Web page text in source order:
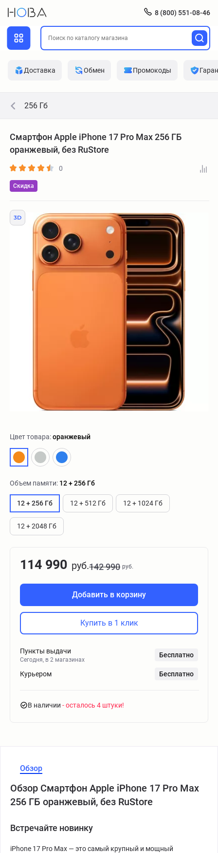
8 (800) 551-08-46
Доставка Обмен Промокоды
256 Гб
Смартфон Apple iPhone 17 Pro Max 256 ГБ
оранжевый, без RuStore
0
Скидка
Цвет товара:оранжевый
Объем памяти: 12 + 256 Гб
12 + 256 Гб 12 + 512 Гб 12 + 1024 Гб
12 + 2048 Гб
114 990 руб.142 990 руб.
Добавить в корзину
Купить в 1 клик
Пункты выдачи
Сегодня, в 2 магазинах
Бесплатно
Курьером Бесплатно
В наличии - осталось 4 штуки
Обзор
Обзор Смартфон Apple iPhone 17 Pro Max
256 ГБ оранжевый, без RuStore
Встречайте новинку
iPhone 17 Pro Max — это самый крупный и мощный